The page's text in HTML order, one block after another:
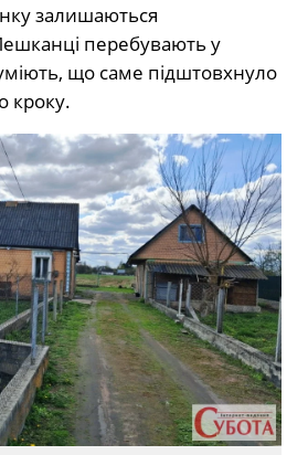
залишаються
перебувають у
що саме підштовхнуло
кроку.